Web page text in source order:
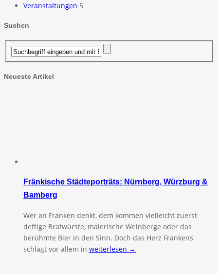
Veranstaltungen 5
Suchen
Neueste Artikel
Fränkische Städteporträts: Nürnberg, Würzburg &
Bamberg
Wer an Franken denkt, dem kommen vielleicht zuerst
deftige Bratwürste, malerische Weinberge oder das
berühmte Bier in den Sinn. Doch das Herz Frankens
schlägt vor allem in weiterlesen →